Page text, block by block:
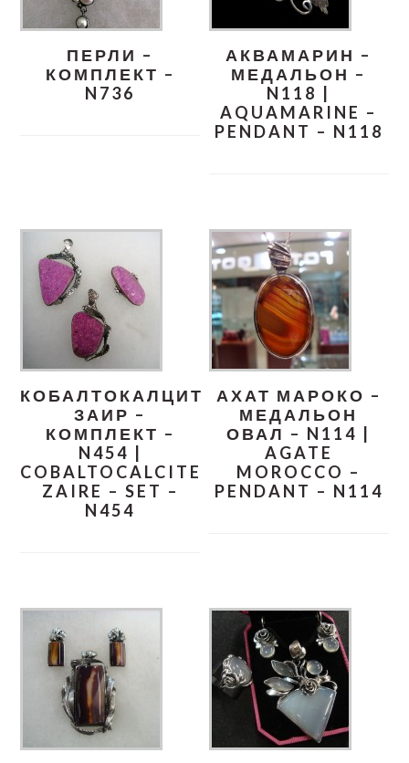
ПЕРЛИ –
КОМПЛЕКТ –
N736
АКВАМАРИН –
МЕДАЛЬОН –
N118 |
AQUAMARINE –
PENDANT – N118
КОБАЛТОКАЛЦИТ
ЗАИР –
КОМПЛЕКТ –
N454 |
COBALTOCALCITE
ZAIRE – SET –
N454
АХАТ МАРОКО –
МЕДАЛЬОН
ОВАЛ – N114 |
AGATE
MOROCCO –
PENDANT – N114